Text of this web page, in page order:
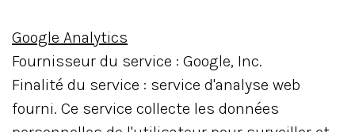
Google Analytics
Fournisseur du service : Google, Inc.
Finalité du service : service d'analyse web
fourni. Ce service collecte les données